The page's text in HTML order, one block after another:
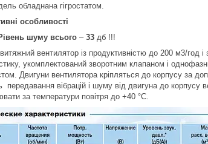
обладнана гігростатом.
особливості
шуму всього – 33 дб !!!
вентилятор із продуктивністю до 200 м3/год
укомплектований зворотним клапаном і
Двигуни вентилятора кріпляться до корпусу за
передавання вібрацій і шуму від двигуна до
за температури повітря до +40 °C.